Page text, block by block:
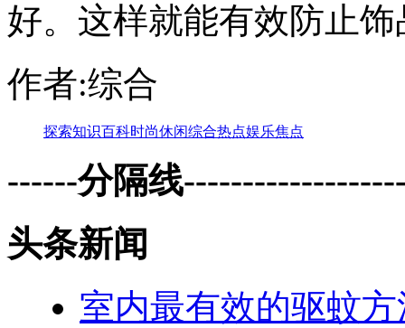
好。这样就能有效防止
作者:综合
探索知识百科时尚休闲综合热点娱乐焦点
------分隔线
头条新闻
室内最有效的驱蚊方